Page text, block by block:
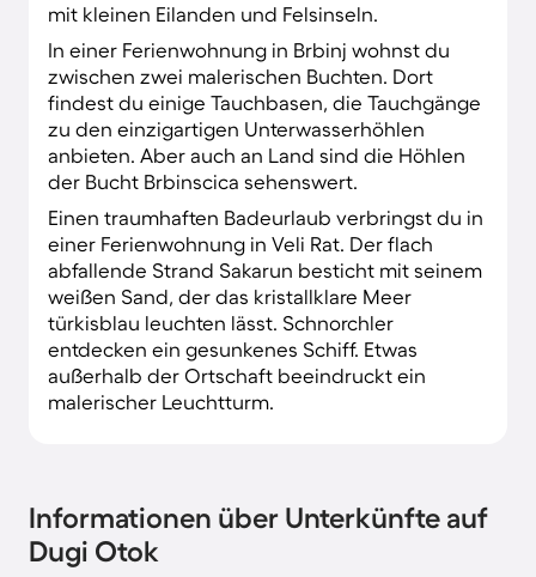
mit kleinen Eilanden und Felsinseln.
In einer Ferienwohnung in Brbinj wohnst du
zwischen zwei malerischen Buchten. Dort
findest du einige Tauchbasen, die Tauchgänge
zu den einzigartigen Unterwasserhöhlen
anbieten. Aber auch an Land sind die Höhlen
der Bucht Brbinscica sehenswert.
Einen traumhaften Badeurlaub verbringst du in
einer Ferienwohnung in Veli Rat. Der flach
abfallende Strand Sakarun besticht mit seinem
weißen Sand, der das kristallklare Meer
türkisblau leuchten lässt. Schnorchler
entdecken ein gesunkenes Schiff. Etwas
außerhalb der Ortschaft beeindruckt ein
malerischer Leuchtturm.
Informationen über Unterkünfte auf
Dugi Otok